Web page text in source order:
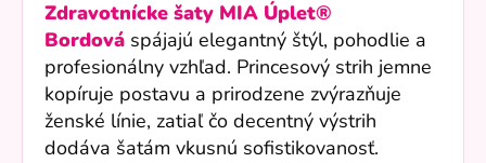
Zdravotnícke šaty MIA Úplet®
Bordová spájajú elegantný štýl, pohodlie a
profesionálny vzhľad. Princesový strih jemne
kopíruje postavu a prirodzene zvýrazňuje
ženské línie, zatiaľ čo decentný výstrih
dodáva šatám vkusnú sofistikovanosť.